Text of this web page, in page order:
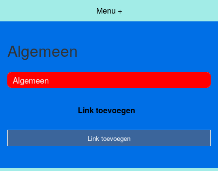
Menu +
Algemeen
Algemeen
Link toevoegen
Link toevoegen